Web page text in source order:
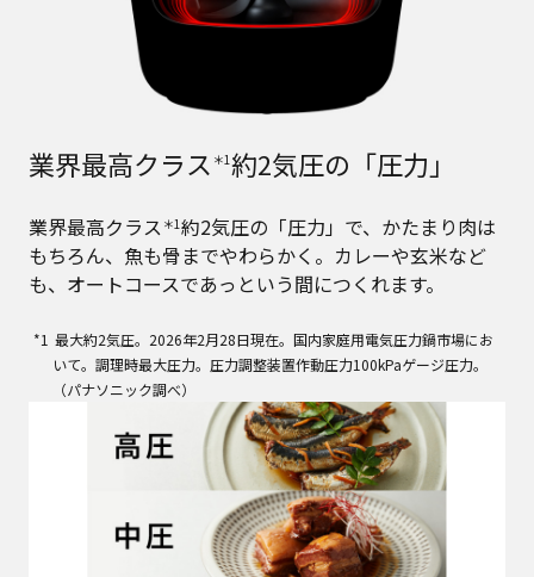
業界最高クラス ＊1約2気圧の「圧力」
業界最高クラス ＊1約2気圧の「圧力」で、かたまり肉は
もちろん、魚も骨までやわらかく。カレーや玄米など
も、オートコースであっという間につくれます。
最大約2気圧。2026年2月28日現在。国内家庭用電気圧力鍋市場にお
いて。調理時最大圧力。圧力調整装置作動圧力100kPaゲージ圧力。
（パナソニック調べ）